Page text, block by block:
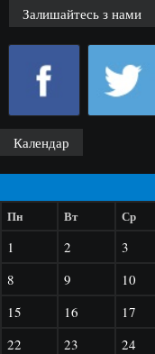
Залишайтесь з нами
Календар
Пн Вт Ср
1 2 3
8
9 10
15
16 17
22
23 24